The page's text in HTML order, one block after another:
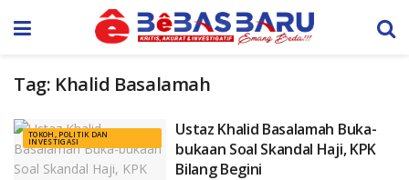
Tag: Khalid Basalamah
TOKOH, POLITIK DAN
INVESTIGASI
Ustaz Khalid Basalamah Buka-
bukaan Soal Skandal Haji, KPK
Bilang Begini